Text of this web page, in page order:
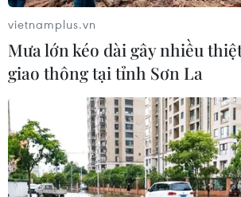
vietnamplus.vn
Mưa lớn kéo dài gây nhiều
giao thông tại tỉnh Sơn La